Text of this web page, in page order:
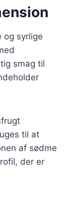
og syrlige
smag til
til at
af sødme
der er